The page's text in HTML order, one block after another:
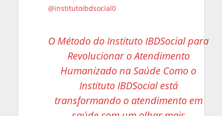
@institutoibdsocial0
O Método do Instituto IBDSocial para
Revolucionar o Atendimento
Humanizado na Saúde Como o
Instituto IBDSocial está
transformando o atendimento em